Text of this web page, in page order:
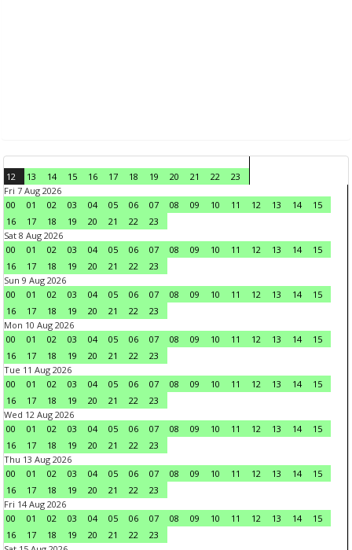
12 13 14 15 16 17 18 19 20 21 22
23
Fri 7 Aug 2026
00
01 02 03 04 05 06 07 08 09 10 11 12 13 14
15
16
17 18 19 20 21 22
23
Sat 8 Aug 2026
00
01 02 03 04 05 06 07 08 09 10 11 12 13 14
15
16
17 18 19 20 21 22
23
Sun 9 Aug 2026
00
01 02 03 04 05 06 07 08 09 10 11 12 13 14
15
16
17 18 19 20 21 22
23
Mon 10 Aug 2026
00
01 02 03 04 05 06 07 08 09 10 11 12 13 14
15
16
17 18 19 20 21 22
23
Tue 11 Aug 2026
00
01 02 03 04 05 06 07 08 09 10 11 12 13 14
15
16
17 18 19 20 21 22
23
Wed 12 Aug 2026
00
01 02 03 04 05 06 07 08 09 10 11 12 13 14
15
16
17 18 19 20 21 22
23
Thu 13 Aug 2026
00
01 02 03 04 05 06 07 08 09 10 11 12 13 14
15
16
17 18 19 20 21 22
23
Fri 14 Aug 2026
00
01 02 03 04 05 06 07 08 09 10 11 12 13 14
15
16
17 18 19 20 21 22
23